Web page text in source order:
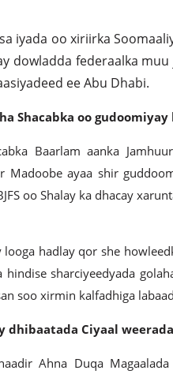
iyada oo xiriirka
dowladda federaalka
ee Abu Dhabi.
Shacabka oo
Baarlam aanka
Madoobe ayaa shir
oo Shalay ka dhacay
looga hadlay qor she
sharciyeedyada
soo xirmin kalfadhiga
dhibaatada Ciyaal
Ahna Duqa